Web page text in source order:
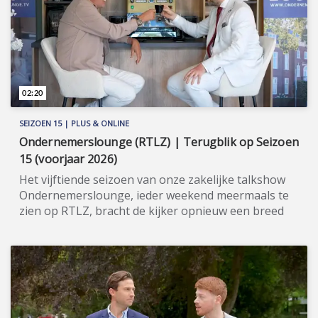
Dexport en bij Shopware. Meer informatie:
www.webwinkelvakdagen.nl
(https://www.webwinkelvakdagen.nl).
SEIZOEN 15 | PLUS & ONLINE
Ondernemerslounge (RTLZ) | Terugblik op Seizoen
15 (voorjaar 2026)
Het vijftiende seizoen van onze zakelijke talkshow
Ondernemerslounge, ieder weekend meermaals te
zien op RTLZ, bracht de kijker opnieuw een breed
gebied van ondernemerschap, investeren en
genieten van het leven. Onze studio in het koetshuis
van Kasteel Hoekelum werd hierbij zoals altijd
ingericht met het statige meubilair van Jan Frantzen.
Bovendien werd de studio dit seizoen verrijkt met de
02:20